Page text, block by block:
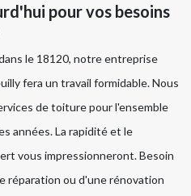
pour vos besoins
le 18120, notre entreprise
fera un travail formidable. Nous
de toiture pour l'ensemble
années. La rapidité et le
vous impressionneront. Besoin
réparation ou d'une rénovation